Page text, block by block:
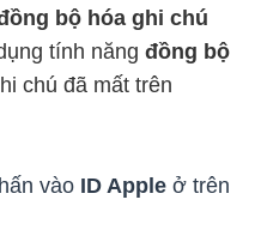
bộ hóa ghi chú
tính năng đồng bộ
chú đã mất trên
vào ID Apple ở trên